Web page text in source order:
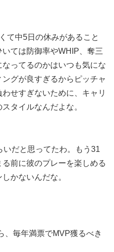
て中5日の休みがあること
ては防御率やWHIP、奪三
ってるのかはいつも気にな
グが良すぎるからピッチャ
せすぎないために、キャリ
タイルなんだよな。
いだと思ってたわ。もう31
前に彼のプレーを楽しめる
かないんだな。
、毎年満票でMVP獲るべき